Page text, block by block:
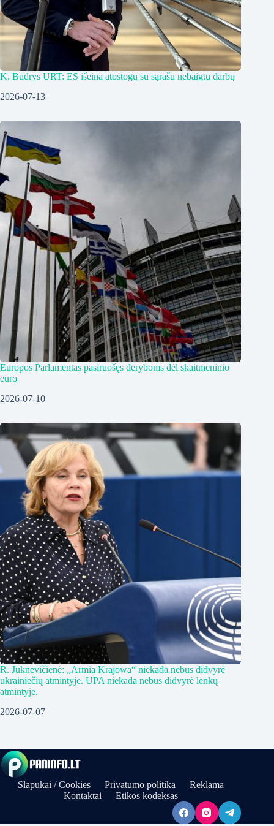
K. Budrys URT: ES išeina atostogų su sąrašu nebaigtų darbų
2026-07-13
Europos Parlamentas pasiruošęs deryboms dėl skaitmeninio
euro
2026-07-10
R. Juknevičienė: „Armia Krajowa“ niekada nebus didvyrė
ukrainiečių atmintyje. UPA niekada nebus didvyrė lenkų
atmintyje.
2026-07-07
Slapukai / Cookies Privatumo politika
Reklama
Kontaktai
Etikos kodeksas